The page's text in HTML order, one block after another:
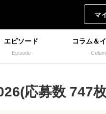
マ
エピソード
Episode
コラム＆
応募数 747